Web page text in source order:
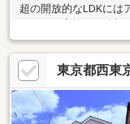
超の開放的なLDKには
場やガーデニング、家
りある暮らしを実現。
気持ちよく新生活をス
ビニ徒歩圏内に揃い
学は下の赤い「見学
馬 所沢店2課 にお気
東京都西東